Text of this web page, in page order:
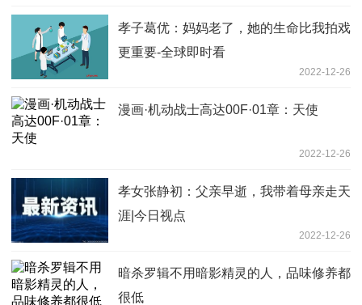
孝子葛优：妈妈老了，她的生命比我拍戏
更重要-全球即时看
2022-12-26
漫画·机动战士高达00F·01章：天使
2022-12-26
孝女张静初：父亲早逝，我带着母亲走天
涯|今日视点
2022-12-26
暗杀罗辑不用暗影精灵的人，品味修养都
很低